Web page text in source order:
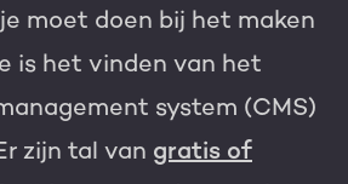
moet doen bij het maken
is het vinden van het
system (CMS)
zijn tal van gratis of